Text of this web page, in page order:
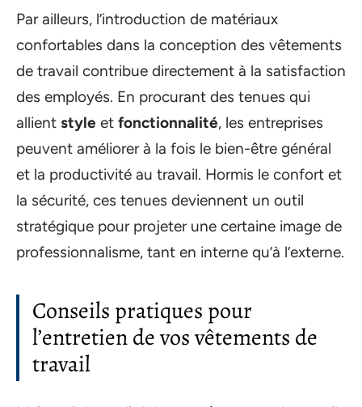
Par ailleurs, l’introduction de matériaux
confortables dans la conception des vêtements
de travail contribue directement à la satisfaction
des employés. En procurant des tenues qui
allient style et fonctionnalité, les entreprises
peuvent améliorer à la fois le bien-être général
et la productivité au travail. Hormis le confort et
la sécurité, ces tenues deviennent un outil
stratégique pour projeter une certaine image de
professionnalisme, tant en interne qu’à l’externe.
Conseils pratiques pour
l’entretien de vos vêtements de
travail